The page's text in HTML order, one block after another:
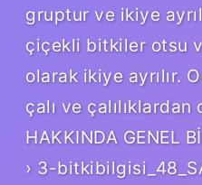
gruptur ve ikiye
çiçekli bitkiler otsu
olarak ikiye ayrılır.
çalı ve çalılıklardan
HAKKINDA GENEL
› 3-